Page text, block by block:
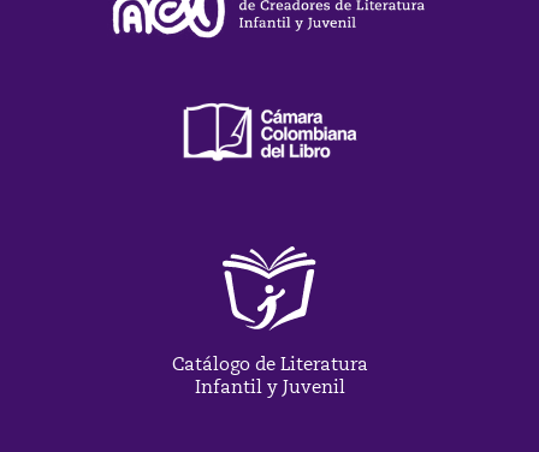
Catálogo de Literatura
Infantil y Juvenil